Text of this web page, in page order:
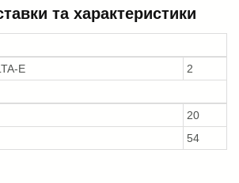
та характеристики
E
2
20
54